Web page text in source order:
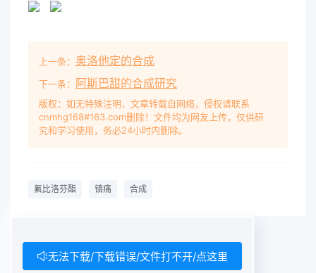
for cthe production05.of sulphinyl derivtives by
preparation of pan-rivatives with perborates.
W09947514.氟比洛芬酯的合成，国大亮,孙晋瑞' ,朱
晓薇(天津中医药大学,天津300193;1. 山东省医药工
业研究所,山东济南250100)摘要:目的考察氟比洛芬
酯的合成工艺。 方法将四氢荼与液追反应，生成的
酯缩合,生成氟比洛芬酯。结果及结论此合成工艺原
献标识码:A 文章编号 :1672 - 7738{2007)09-
0557 -02Syntbesis of Flurbiprofen AxetilGUO
上一条： 奥洛他定的合成
下一条： 阿斯巴甜的合成研究
版权：如无特殊注明，文章转载自网络，侵权请联系
cnmhg168#163.com删除！文件均为网友上传，仅供研
究和学习使用，务必24小时内删除。
氟比洛芬酯 镇痛 合成
无法下载/下载错误/文件打不开/点这里